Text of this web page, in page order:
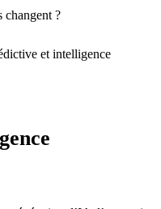
changent ?
et intelligence